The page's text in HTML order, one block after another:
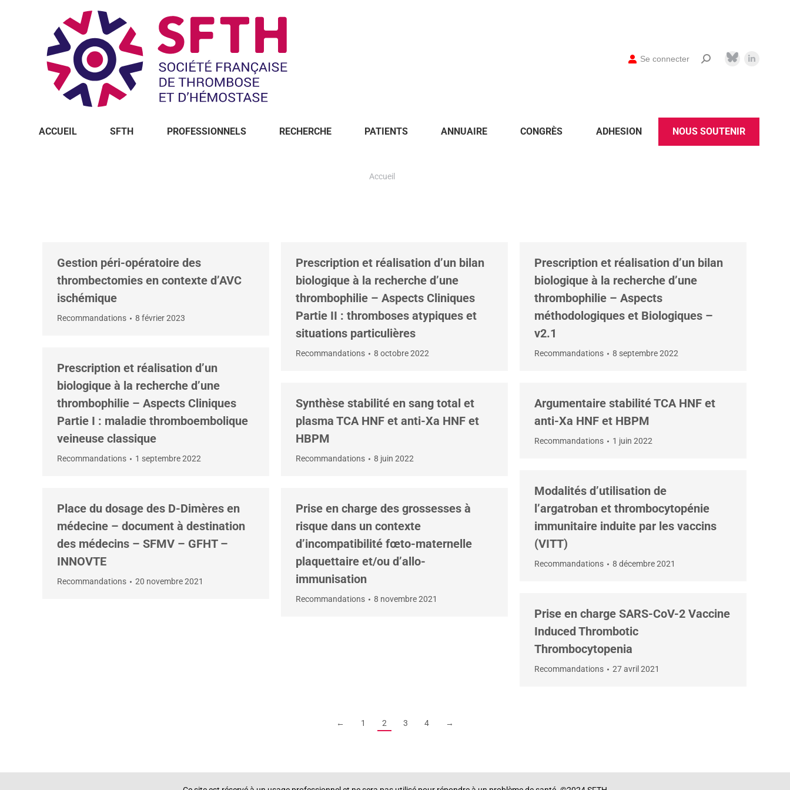
Se connecter
ACCUEIL SFTH PROFESSIONNELS RECHERCHE PATIENTS ANNUAIRE CONGRÈS ADHESION NOUS SOUTENIR
Accueil
Gestion péri-opératoire des
thrombectomies en contexte d’AVC
ischémique
Recommandations 8 février 2023
Prescription et réalisation d’un bilan
biologique à la recherche d’une
thrombophilie – Aspects Cliniques
Partie II : thromboses atypiques et
situations particulières
Recommandations 8 octobre 2022
Prescription et réalisation d’un bilan
biologique à la recherche d’une
thrombophilie – Aspects
méthodologiques et Biologiques –
v2.1
Recommandations 8 septembre 2022
Prescription et réalisation d’un
biologique à la recherche d’une
thrombophilie – Aspects Cliniques
Partie I : maladie thromboembolique
veineuse classique
Recommandations 1 septembre 2022
Synthèse stabilité en sang total et
plasma TCA HNF et anti-Xa HNF et
HBPM
Recommandations 8 juin 2022
Argumentaire stabilité TCA HNF et
anti-Xa HNF et HBPM
Recommandations 1 juin 2022
Modalités d’utilisation de
l’argatroban et thrombocytopénie
immunitaire induite par les vaccins
(VITT)
Recommandations 8 décembre 2021
Place du dosage des D-Dimères en
médecine – document à destination
des médecins – SFMV – GFHT –
INNOVTE
Recommandations 20 novembre 2021
Prise en charge des grossesses à
risque dans un contexte
d’incompatibilité fœto-maternelle
plaquettaire et/ou d’allo-
immunisation
Recommandations 8 novembre 2021
Prise en charge SARS-CoV-2 Vaccine
Induced Thrombotic
Thrombocytopenia
Recommandations 27 avril 2021
← 1 2 3 4 →